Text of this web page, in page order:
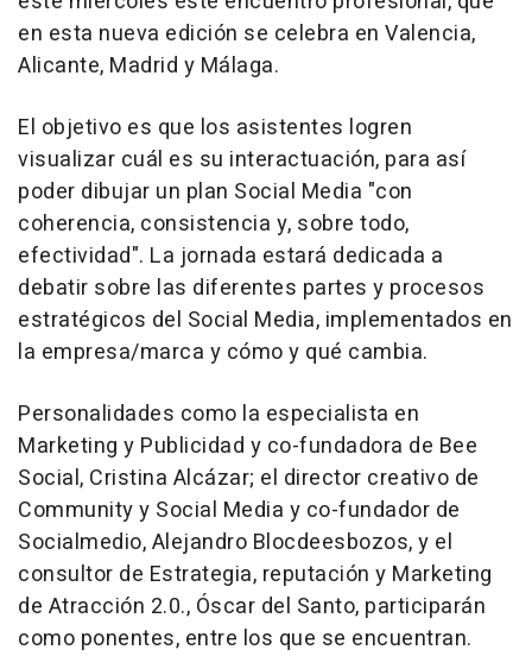
en esta nueva edición se celebra en Valencia,
Alicante, Madrid y Málaga.
El objetivo es que los asistentes logren
visualizar cuál es su interactuación, para así
poder dibujar un plan Social Media "con
coherencia, consistencia y, sobre todo,
efectividad". La jornada estará dedicada a
debatir sobre las diferentes partes y procesos
estratégicos del Social Media, implementados en
la empresa/marca y cómo y qué cambia.
Personalidades como la especialista en
Marketing y Publicidad y co-fundadora de Bee
Social, Cristina Alcázar; el director creativo de
Community y Social Media y co-fundador de
Socialmedio, Alejandro Blocdeesbozos, y el
consultor de Estrategia, reputación y Marketing
de Atracción 2.0., Óscar del Santo, participarán
como ponentes, entre los que se encuentran.